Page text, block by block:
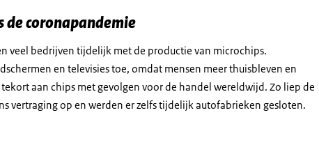
de coronapandemie
veel bedrijven tijdelijk met de productie van microchips.
en televisies toe, omdat mensen meer thuisbleven en
aan chips met gevolgen voor de handel wereldwijd. Zo liep de
vertraging op en werden er zelfs tijdelijk autofabrieken gesloten.